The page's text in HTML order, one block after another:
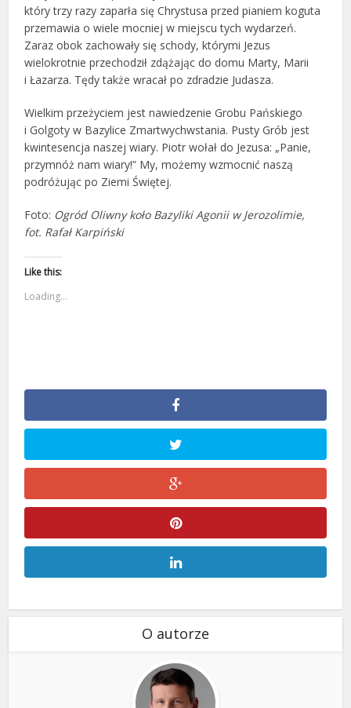
który trzy razy zaparła się Chrystusa przed pianiem koguta
przemawia o wiele mocniej w miejscu tych wydarzeń.
Zaraz obok zachowały się schody, którymi Jezus
wielokrotnie przechodził zdążając do domu Marty, Marii
i Łazarza. Tędy także wracał po zdradzie Judasza.
Wielkim przeżyciem jest nawiedzenie Grobu Pańskiego
i Golgoty w Bazylice Zmartwychwstania. Pusty Grób jest
kwintesencja naszej wiary. Piotr wołał do Jezusa: „Panie,
przymnóż nam wiary!” My, możemy wzmocnić naszą
podróżując po Ziemi Świętej.
Foto: Ogród Oliwny koło Bazyliki Agonii w Jerozolimie,
fot. Rafał Karpiński
Like this:
Loading...
O autorze